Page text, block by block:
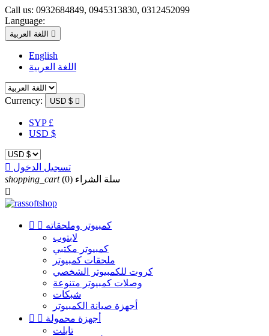
Call us: 0932684849, 0945313830, 0312452099
Language:
اللغة العربية 
English
اللغة العربية
Currency: USD $ 
SYP £
USD $
 تسجيل الدخول
shopping_cart
سلة الشراء (0)

  كمبيوتر وملحقاته
لابتوب
كمبيوتر مكتبي
ملحقات كمبيوتر
كروت للكمبيوتر الشخصي
وصلات كمبيوتر متنوعة
شبكات
أجهزة صيانة الكمبيوتر
  أجهزة محمولة
تابلت